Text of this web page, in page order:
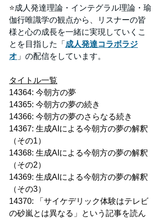
⭐️成人発達理論・インテグラル理論・瑜
伽行唯識学の観点から、リスナーの皆
様と心の成長を一緒に実現していくこ
とを目指した「 成人発達コラボラジ
オ 」の配信をしています。
タイトル一覧
14364: 今朝方の夢
14365: 今朝方の夢の続き
14366: 今朝方の夢のさらなる続き
14367: 生成AIによる今朝方の夢の解釈
（その1）
14368: 生成AIによる今朝方の夢の解釈
（その2）
14369: 生成AIによる今朝方の夢の解釈
（その3）
14370: 「サイケデリック体験はテレビ
の砂嵐とは異なる」という記事を読ん